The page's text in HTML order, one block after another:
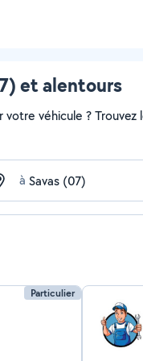
et alentours
véhicule ?
à
Particulier